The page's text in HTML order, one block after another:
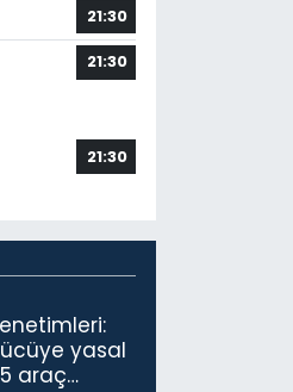
21:30
21:30
21:30
yasal
araç